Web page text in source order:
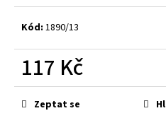
Kód: 1890/13
117 Kč
Měrná
cena:Zeptat se
p
o